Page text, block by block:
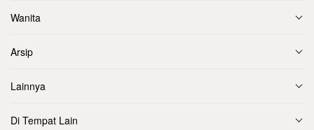
Wanita
Arsip
Lainnya
Di Tempat Lain